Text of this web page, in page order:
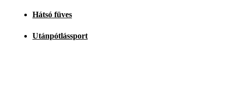
Hátsó füves
Utánpótlássport